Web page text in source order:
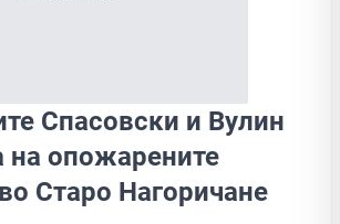
Спасовски и Вулин
на опожарените
Старо Нагоричане